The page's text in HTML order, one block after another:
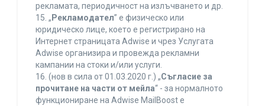
рекламата, периодичност на излъчването и др.
15. „ Рекламодател” е физическо или
юридическо лице, което е регистрирано на
Интернет страницата Adwise и чрез Услугата
Adwise организира и провежда рекламни
кампании на стоки и/или услуги.
16. (нов в сила от 01.03.2020 г.) „Съгласие за
прочитане на части от мейла“ - за нормалното
функциониране на Adwise MailBoost е